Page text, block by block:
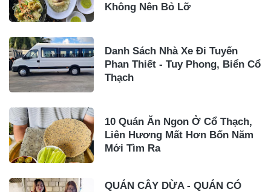
Không Nên Bỏ Lỡ
Danh Sách Nhà Xe Đi Tuyến
Phan Thiết - Tuy Phong, Biển Cổ
Thạch
10 Quán Ăn Ngon Ở Cổ Thạch,
Liên Hương Mất Hơn Bốn Năm
Mới Tìm Ra
QUÁN CÂY DỪA - QUÁN CÓ